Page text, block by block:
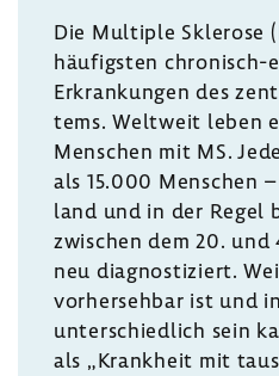
Die Multiple Skle­rose
häufigsten chronisch-​
Erkran­kungen des
tems. Welt­weit leben
Menschen mit MS.
als 15.000 Menschen
land und in der Regel
zwischen dem 20. und
neu diagnos­ti­ziert.
vorher­sehbar ist und
unter­schied­lich sein
als „Krank­heit mit